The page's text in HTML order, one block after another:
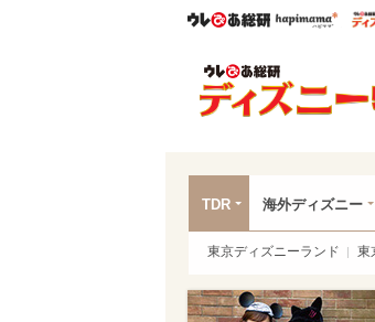
ウレぴあ総研
ハ
TDR 海外ディズニー
東京ディズニーランド 東